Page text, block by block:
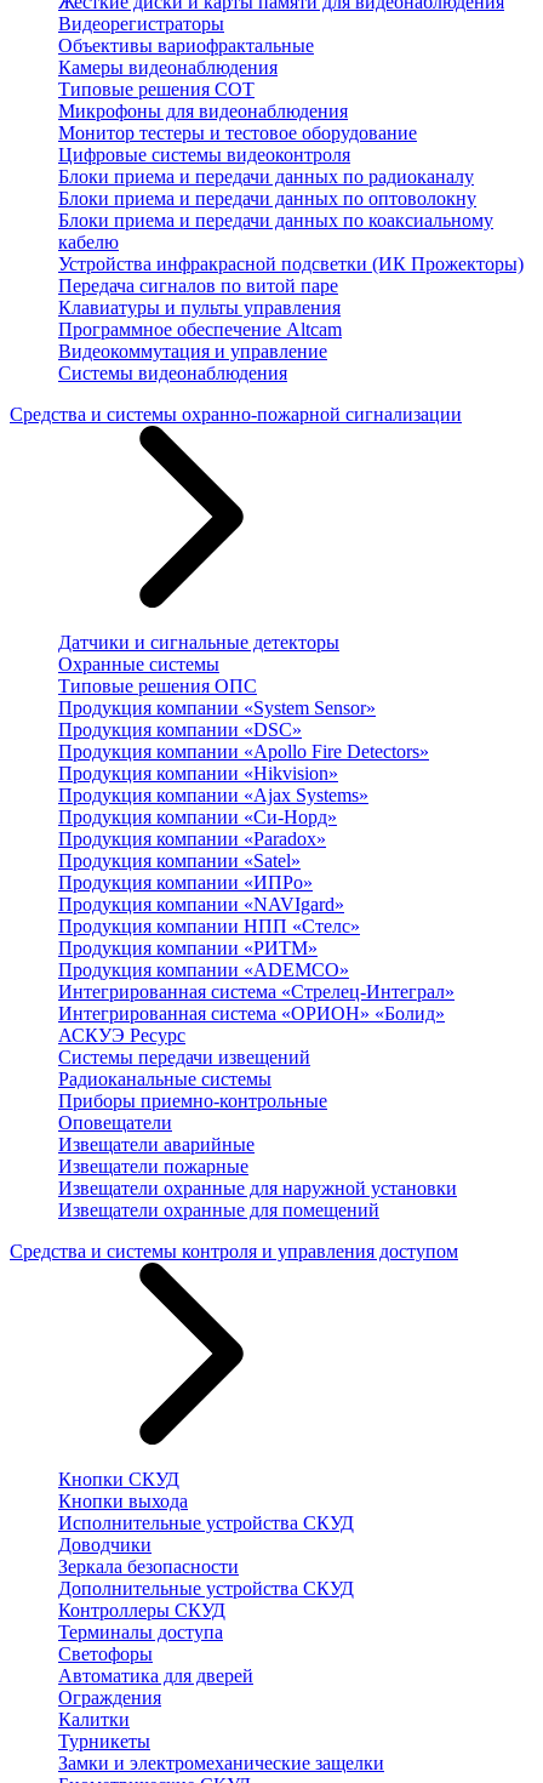
Видеорегистраторы
Объективы вариофрактальные
Камеры видеонаблюдения
Типовые решения СОТ
Микрофоны для видеонаблюдения
Монитор тестеры и тестовое оборудование
Цифровые системы видеоконтроля
Блоки приема и передачи данных по радиоканалу
Блоки приема и передачи данных по оптоволокну
Блоки приема и передачи данных по коаксиальному
кабелю
Устройства инфракрасной подсветки (ИК Прожекторы)
Передача сигналов по витой паре
Клавиатуры и пульты управления
Программное обеспечение Altcam
Видеокоммутация и управление
Системы видеонаблюдения
Средства и системы охранно-пожарной сигнализации
Датчики и сигнальные детекторы
Охранные системы
Типовые решения ОПС
Продукция компании «System Sensor»
Продукция компании «DSC»
Продукция компании «Apollo Fire Detectors»
Продукция компании «Hikvision»
Продукция компании «Ajax Systems»
Продукция компании «Си-Норд»
Продукция компании «Paradox»
Продукция компании «Satel»
Продукция компании «ИПРо»
Продукция компании «NAVIgard»
Продукция компании НПП «Стелс»
Продукция компании «РИТМ»
Продукция компании «ADEMCO»
Интегрированная система «Стрелец-Интеграл»
Интегрированная система «ОРИОН» «Болид»
АСКУЭ Ресурс
Системы передачи извещений
Радиоканальные системы
Приборы приемно-контрольные
Оповещатели
Извещатели аварийные
Извещатели пожарные
Извещатели охранные для наружной установки
Извещатели охранные для помещений
Средства и системы контроля и управления доступом
Кнопки СКУД
Кнопки выхода
Исполнительные устройства СКУД
Доводчики
Зеркала безопасности
Дополнительные устройства СКУД
Контроллеры СКУД
Терминалы доступа
Светофоры
Автоматика для дверей
Ограждения
Калитки
Турникеты
Замки и электромеханические защелки